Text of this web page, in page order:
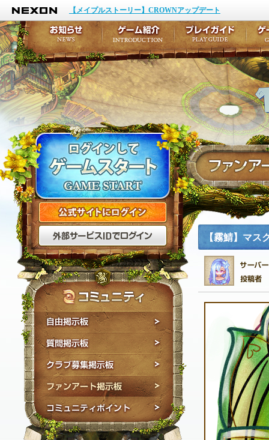
NEXON
【メイプルストーリー】CROWNアップデート
公式サイトにログイン
外部サービスIDでログ
質問掲示板
クラブ募集掲示板
ファンアート掲示板
コミュニティポイン
【霧鯖】マス
お知らせ
イベント
アップデート
メンテナンス
ゲーム紹介
キャラクター作成
テイルズ初級者講座
ここだけは知ってお